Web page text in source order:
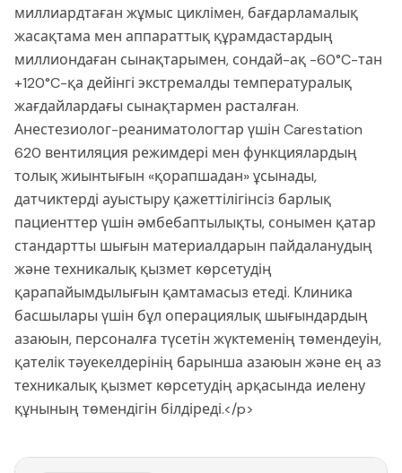
миллиардтаған жұмыс циклімен, бағдарламалық
жасақтама мен аппараттық құрамдастардың
миллиондаған сынақтарымен, сондай-ақ -60°C-тан
+120°C-қа дейінгі экстремалды температуралық
жағдайлардағы сынақтармен расталған.
Анестезиолог-реаниматологтар үшін Carestation
620 вентиляция режимдері мен функциялардың
толық жиынтығын «қорапшадан» ұсынады,
датчиктерді ауыстыру қажеттілігінсіз барлық
пациенттер үшін әмбебаптылықты, сонымен қатар
стандартты шығын материалдарын пайдаланудың
және техникалық қызмет көрсетудің
қарапайымдылығын қамтамасыз етеді. Клиника
басшылары үшін бұл операциялық шығындардың
азаюын, персоналға түсетін жүктеменің төмендеуін,
қателік тәуекелдерінің барынша азаюын және ең аз
техникалық қызмет көрсетудің арқасында иелену
құнының төмендігін білдіреді.</p>